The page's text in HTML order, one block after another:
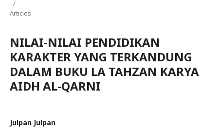
/
Articles
NILAI-NILAI PENDIDIKAN
KARAKTER YANG TERKANDUNG
DALAM BUKU LA TAHZAN KARYA
AIDH AL-QARNI
Julpan Julpan